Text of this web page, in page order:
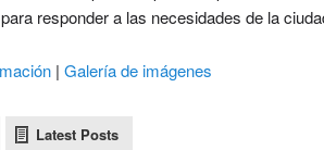
responder a las necesidades de la
| Galería de imágenes
Latest Posts